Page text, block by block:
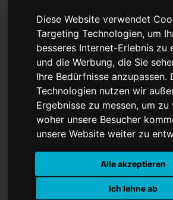
Diese Website verwendet
Targeting Technologien, um
besseres Internet-Erlebnis zu
und die Werbung, die Sie
Ihre Bedürfnisse anzupassen.
Technologien nutzen wir
Ergebnisse zu messen, um zu
woher unsere Besucher
unsere Website weiter zu
Alle akzeptieren
Ich lehne ab
Wer wird Träger
Literatur-